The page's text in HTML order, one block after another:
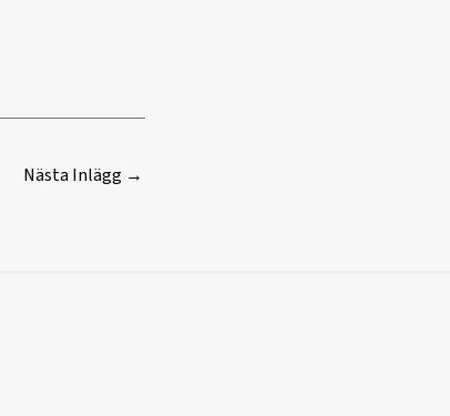
Nästa Inlägg →